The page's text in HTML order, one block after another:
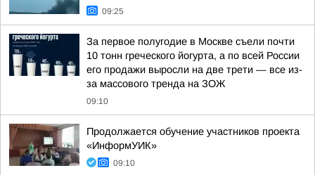
09:25
За первое полугодие в Москве съели почти
10 тонн греческого йогурта, а по всей России
его продажи выросли на две трети — все из-
за массового тренда на ЗОЖ
09:10
Продолжается обучение участников проекта
«ИнформУИК»
09:10